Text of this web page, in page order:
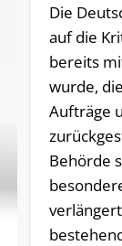
Die
auf die
bereits
wurde,
Aufträge
Behörde